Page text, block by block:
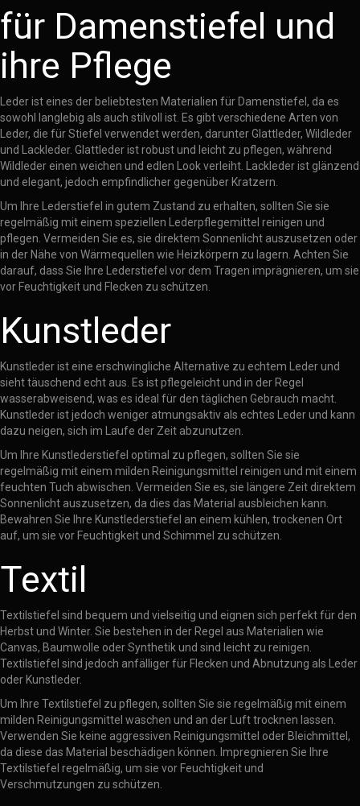
für Damenstiefel und
ihre Pflege
Leder ist eines der beliebtesten Materialien für Damenstiefel, da es
sowohl langlebig als auch stilvoll ist. Es gibt verschiedene Arten von
Leder, die für Stiefel verwendet werden, darunter Glattleder, Wildleder
und Lackleder. Glattleder ist robust und leicht zu pflegen, während
Wildleder einen weichen und edlen Look verleiht. Lackleder ist glänzend
und elegant, jedoch empfindlicher gegenüber Kratzern.
Um Ihre Lederstiefel in gutem Zustand zu erhalten, sollten Sie sie
regelmäßig mit einem speziellen Lederpflegemittel reinigen und
pflegen. Vermeiden Sie es, sie direktem Sonnenlicht auszusetzen oder
in der Nähe von Wärmequellen wie Heizkörpern zu lagern. Achten Sie
darauf, dass Sie Ihre Lederstiefel vor dem Tragen imprägnieren, um sie
vor Feuchtigkeit und Flecken zu schützen.
Kunstleder
Kunstleder ist eine erschwingliche Alternative zu echtem Leder und
sieht täuschend echt aus. Es ist pflegeleicht und in der Regel
wasserabweisend, was es ideal für den täglichen Gebrauch macht.
Kunstleder ist jedoch weniger atmungsaktiv als echtes Leder und kann
dazu neigen, sich im Laufe der Zeit abzunutzen.
Um Ihre Kunstlederstiefel optimal zu pflegen, sollten Sie sie
regelmäßig mit einem milden Reinigungsmittel reinigen und mit einem
feuchten Tuch abwischen. Vermeiden Sie es, sie längere Zeit direktem
Sonnenlicht auszusetzen, da dies das Material ausbleichen kann.
Bewahren Sie Ihre Kunstlederstiefel an einem kühlen, trockenen Ort
auf, um sie vor Feuchtigkeit und Schimmel zu schützen.
Textil
Textilstiefel sind bequem und vielseitig und eignen sich perfekt für den
Herbst und Winter. Sie bestehen in der Regel aus Materialien wie
Canvas, Baumwolle oder Synthetik und sind leicht zu reinigen.
Textilstiefel sind jedoch anfälliger für Flecken und Abnutzung als Leder
oder Kunstleder.
Um Ihre Textilstiefel zu pflegen, sollten Sie sie regelmäßig mit einem
milden Reinigungsmittel waschen und an der Luft trocknen lassen.
Verwenden Sie keine aggressiven Reinigungsmittel oder Bleichmittel,
da diese das Material beschädigen können. Impregnieren Sie Ihre
Textilstiefel regelmäßig, um sie vor Feuchtigkeit und
Verschmutzungen zu schützen.